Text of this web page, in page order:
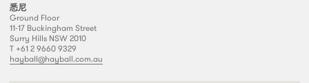
悉尼
Ground Floor
11-17 Buckingham Street
Surry Hills NSW 2010
T +61 2 9660 9329
hayball@hayball.com.au